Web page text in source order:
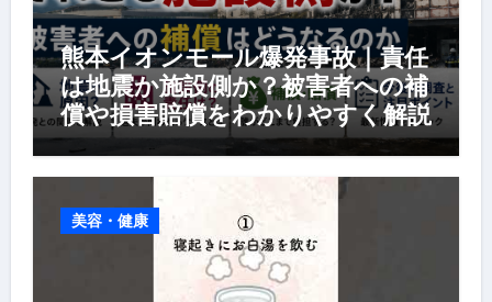
熊本イオンモール爆発事故｜責任
は地震か施設側か？被害者への補
償や損害賠償をわかりやすく解説
美容・健康